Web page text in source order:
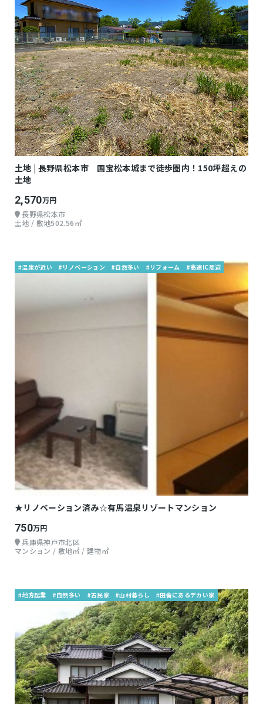
土地 | 長野県松本市 国宝松本城まで徒歩圏内！150坪超えの
土地
2,570万円
長野県松本市
土地 / 敷地502.56㎡
#温泉が近い #リノベーション #自然多い #リフォーム #高速IC周辺
★リノベーション済み☆有馬温泉リゾートマンション
750万円
兵庫県神戸市北区
マンション / 敷地㎡ / 建物㎡
#地方起業 #自然多い #古民家 #山村暮らし #田舎にあるデカい家